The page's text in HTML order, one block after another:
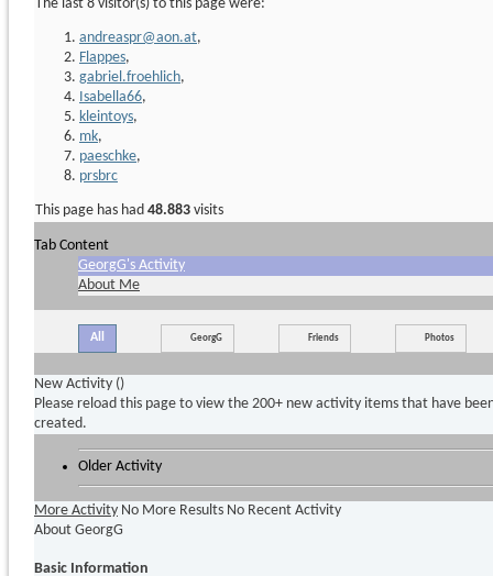
The last 8 visitor(s) to this page were:
andreaspr@aon.at,
Flappes,
gabriel.froehlich,
Isabella66,
kleintoys,
mk,
paeschke,
prsbrc
This page has had 48.883 visits
Tab Content
GeorgG's Activity
About Me
All GeorgG Friends Photos
New Activity ()
Please reload this page to view the 200+ new activity items that have
created.
Older Activity
More Activity No More Results No Recent Activity
About GeorgG
Basic Information